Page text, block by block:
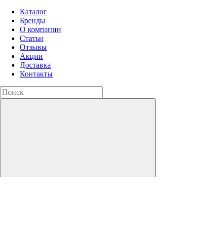
Каталог
Бренды
О компании
Статьи
Отзывы
Акции
Доставка
Контакты